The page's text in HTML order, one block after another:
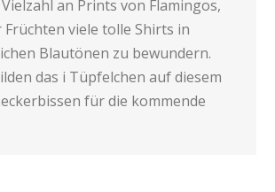
an Prints von Flamingos,
Früchten viele tolle Shirts in
Blautönen zu bewundern.
das i Tüpfelchen auf diesem
für die kommende